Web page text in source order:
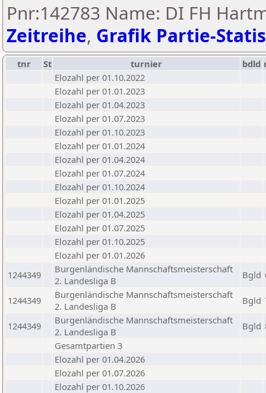
Pnr:142783 Name: DI FH
Zeitreihe, Grafik Partie-
tnr St turnier bdld
Elozahl per 01.10.2022
Elozahl per 01.01.2023
Elozahl per 01.04.2023
Elozahl per 01.07.2023
Elozahl per 01.10.2023
Elozahl per 01.01.2024
Elozahl per 01.04.2024
Elozahl per 01.07.2024
Elozahl per 01.10.2024
Elozahl per 01.01.2025
Elozahl per 01.04.2025
Elozahl per 01.07.2025
Elozahl per 01.10.2025
Elozahl per 01.01.2026
1244349
Burgenländische Mannschaftsmeisterschaft
2. Landesliga B
Bgld
1244349
Burgenländische Mannschaftsmeisterschaft
2. Landesliga B
Bgld
1244349
Burgenländische Mannschaftsmeisterschaft
2. Landesliga B
Bgld
Gesamtpartien 3
Elozahl per 01.04.2026
Elozahl per 01.07.2026
Elozahl per 01.10.2026